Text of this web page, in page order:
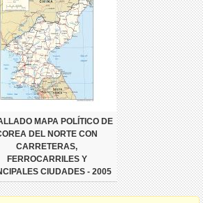
MAPA POLÍTICO DE
DEL NORTE CON
CARRETERAS,
FERROCARRILES Y
CIUDADES - 2005